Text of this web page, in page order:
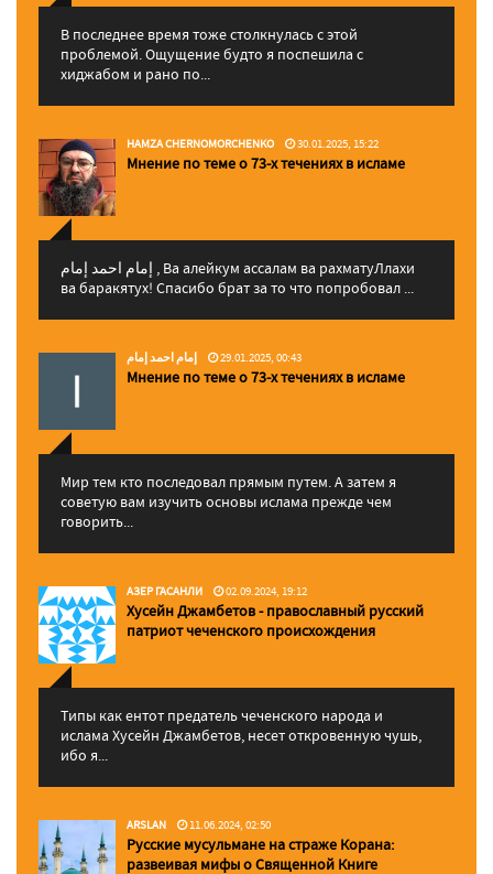
В последнее время тоже столкнулась с этой
проблемой. Ощущение будто я поспешила с
хиджабом и рано по...
HAMZA CHERNOMORCHENKO 30.01.2025, 15:22
Мнение по теме о 73-х течениях в исламе
إمام احمد إمام , Ва алейкум ассалам ва рахматуЛлахи
ва баракятух! Спасибо брат за то что попробовал ...
إمام احمد إمام 29.01.2025, 00:43
Мнение по теме о 73-х течениях в исламе
Мир тем кто последовал прямым путем. А затем я
советую вам изучить основы ислама прежде чем
говорить...
АЗЕР ГАСАНЛИ 02.09.2024, 19:12
Хусейн Джамбетов - православный русский
патриот чеченского происхождения
Типы как ентот предатель чеченского народа и
ислама Хусейн Джамбетов, несет откровенную чушь,
ибо я...
ARSLAN 11.06.2024, 02:50
Русские мусульмане на страже Корана:
pазвеивая мифы о Священной Книге